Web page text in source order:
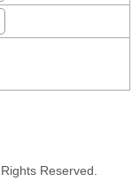
Reserved.